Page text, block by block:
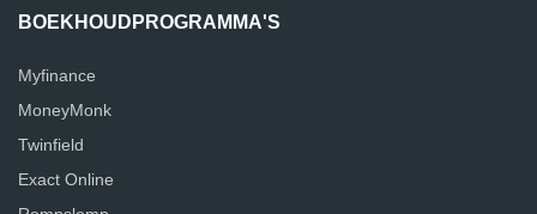
BOEKHOUDPROGRAMMA'S
Myfinance
MoneyMonk
Twinfield
Exact Online